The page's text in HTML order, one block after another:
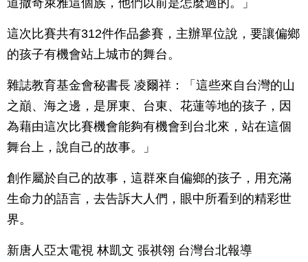
道撒奇萊雅這個族，他們以前是怎麼過的。」
這次比賽共有312件作品參賽，主辦單位說，要讓偏鄉
的孩子有機會站上城市的舞台。
雜誌教育基金會秘書長 凌爾祥：「這些來自台灣的山
之巔、海之邊，是屏東、台東、花蓮等地的孩子，因
為藉由這次比賽機會能夠有機會到台北來，站在這個
舞台上，說自己的故事。」
創作屬於自己的故事，這群來自偏鄉的孩子，用充滿
生命力的語言，去告訴大人們，眼中所看到的精彩世
界。
新唐人亞太電視 林凱文 張祺翎 台灣台北報導